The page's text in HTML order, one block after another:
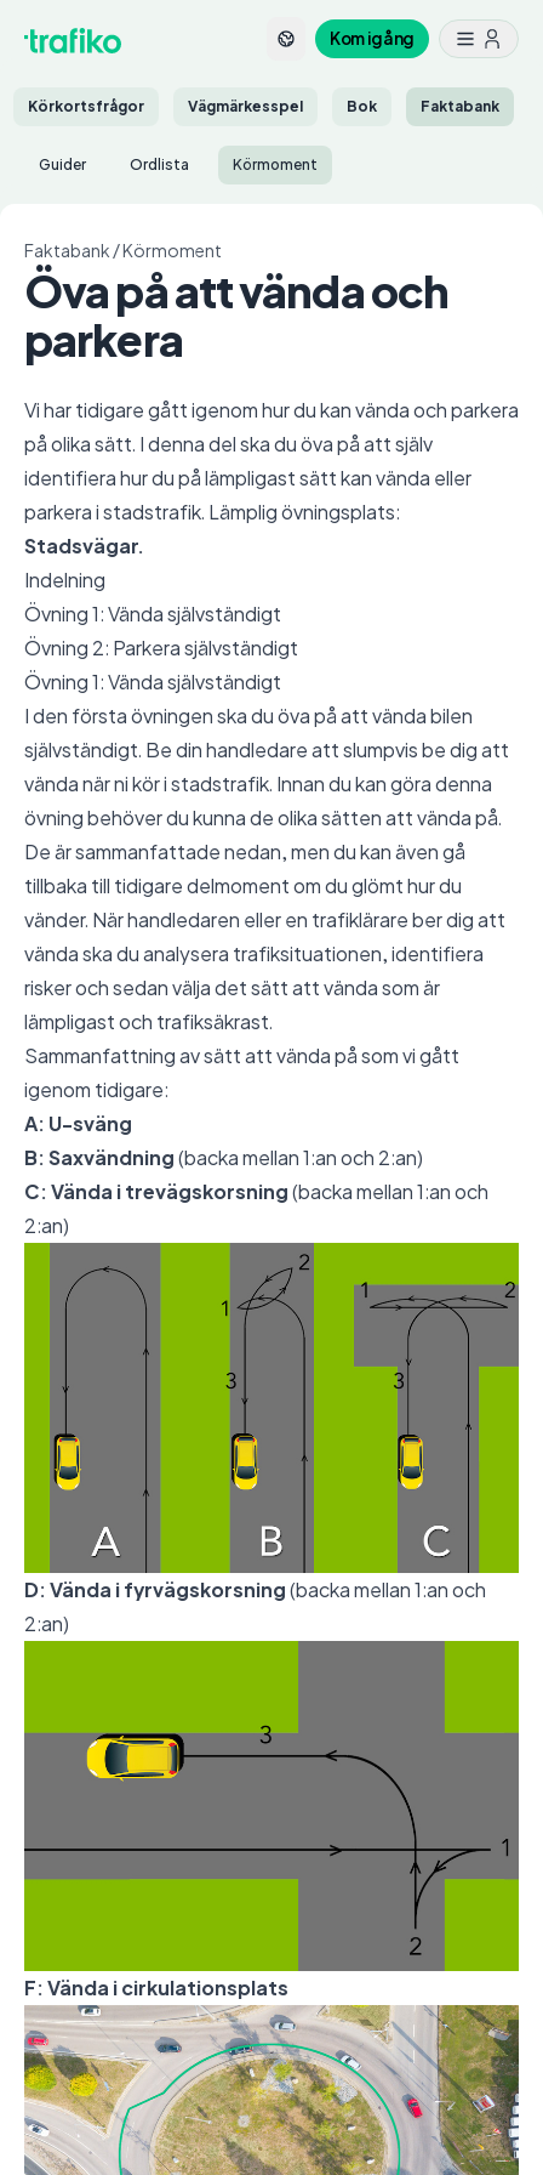
Kom igång
Körkortsfrågor Vägmärkesspel Bok Faktabank
Guider Ordlista Körmoment
Faktabank /Körmoment
Öva på att vända och
parkera
Vi har tidigare gått igenom hur du kan vända och parkera
på olika sätt. I denna del ska du öva på att själv
identifiera hur du på lämpligast sätt kan vända eller
parkera i stadstrafik. Lämplig övningsplats:
Stadsvägar.
Indelning
Övning 1: Vända självständigt
Övning 2: Parkera självständigt
Övning 1: Vända självständigt
I den första övningen ska du öva på att vända bilen
självständigt. Be din handledare att slumpvis be dig att
vända när ni kör i stadstrafik. Innan du kan göra denna
övning behöver du kunna de olika sätten att vända på.
De är sammanfattade nedan, men du kan även gå
tillbaka till tidigare delmoment om du glömt hur du
vänder. När handledaren eller en trafiklärare ber dig att
vända ska du analysera trafiksituationen, identifiera
risker och sedan välja det sätt att vända som är
lämpligast och trafiksäkrast.
Sammanfattning av sätt att vända på som vi gått
igenom tidigare:
A: U-sväng
B: Saxvändning(backa mellan 1:an och 2:an)
C: Vända i trevägskorsning(backa mellan 1:an och
2:an)
D: Vända i fyrvägskorsning(backa mellan 1:an och
2:an)
F: Vända i cirkulationsplats